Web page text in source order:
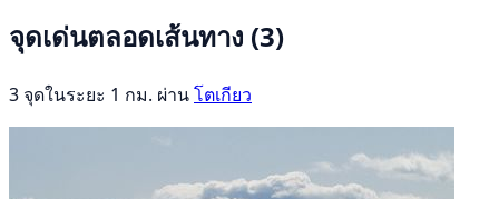
จุดเด่นตลอดเส้นทาง (3)
3 จุดในระยะ 1 กม. ผ่านโตเกียว